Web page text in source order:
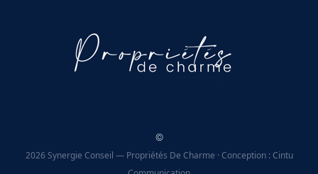
©
2026 Synergie Conseil — Propriétés De Charme · Conception : Cintu